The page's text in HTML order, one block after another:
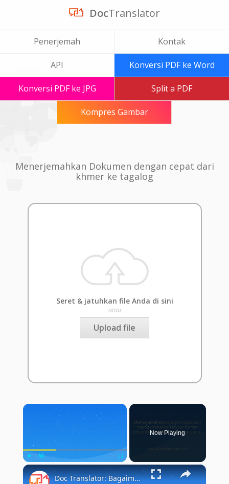
DocTranslator
Penerjemah Kontak
API Konversi PDF ke Word
Konversi PDF ke JPG Split a PDF
Kompres Gambar
Menerjemahkan Dokumen dengan cepat dari
khmer ke tagalog
Seret & jatuhkan file Anda di sini
atau
Upload file
×
Play Unmute Fullscreen
Now Playing
×
Doc Translator: Bagaimana cara menggunakan penerjemah dokumen?